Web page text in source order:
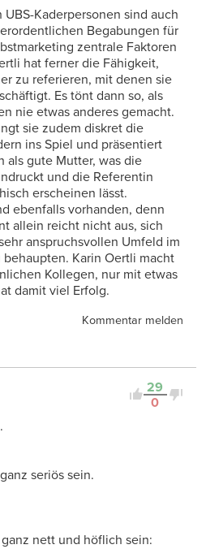
Kaderpersonen sind auch
Begabungen für
zentrale Faktoren
hat ferner die Fähigkeit,
zu referieren, mit denen sie
Es tönt dann so, als
nie etwas anderes gemacht.
sie zudem diskret die
ins Spiel und präsentiert
als gute Mutter, was die
und die Referentin
erscheinen lässt.
ebenfalls vorhanden, denn
allein reicht nicht aus, sich
anspruchsvollen Umfeld im
Karin Oertli macht
Kollegen, nur mit etwas
damit viel Erfolg.
Kommentar melden
29
0
seriös sein.
nett und höflich sein: